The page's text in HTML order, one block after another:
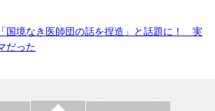
国境なき医師団の話を捏造」と話題に！ 実
だった